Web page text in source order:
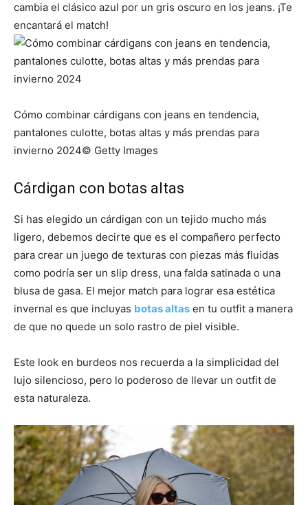
cambia el clásico azul por un gris oscuro en los jeans. ¡Te
encantará el match!
Cómo combinar cárdigans con jeans en tendencia,
pantalones culotte, botas altas y más prendas para
invierno 2024© Getty Images
Cárdigan con botas altas
Si has elegido un cárdigan con un tejido mucho más
ligero, debemos decirte que es el compañero perfecto
para crear un juego de texturas con piezas más fluidas
como podría ser un slip dress, una falda satinada o una
blusa de gasa. El mejor match para lograr esa estética
invernal es que incluyas botas altas en tu outfit a manera
de que no quede un solo rastro de piel visible.
Este look en burdeos nos recuerda a la simplicidad del
lujo silencioso, pero lo poderoso de llevar un outfit de
esta naturaleza.